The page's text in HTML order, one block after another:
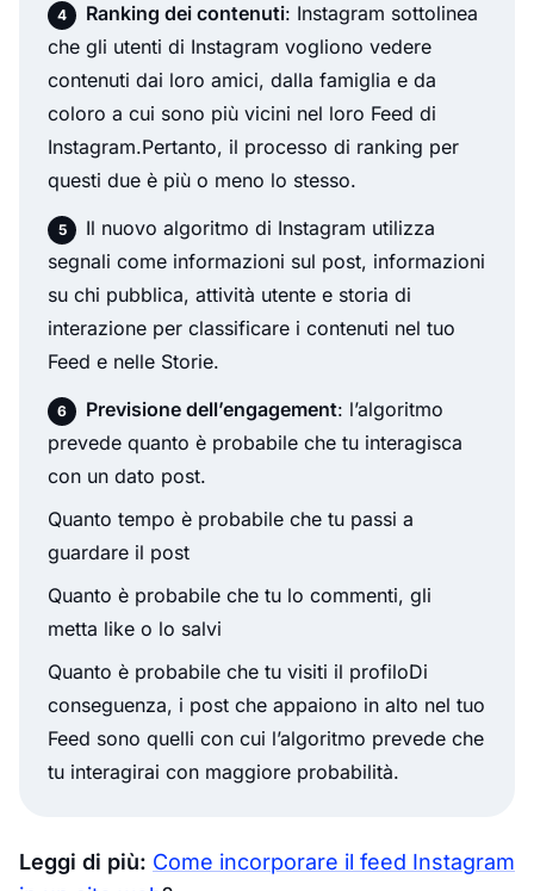
Ranking dei contenuti: Instagram sottolinea
che gli utenti di Instagram vogliono vedere
contenuti dai loro amici, dalla famiglia e da
coloro a cui sono più vicini nel loro Feed di
Instagram.Pertanto, il processo di ranking per
questi due è più o meno lo stesso.
Il nuovo algoritmo di Instagram utilizza
segnali come informazioni sul post, informazioni
su chi pubblica, attività utente e storia di
interazione per classificare i contenuti nel tuo
Feed e nelle Storie.
Previsione dell’engagement: l’algoritmo
prevede quanto è probabile che tu interagisca
con un dato post.
Quanto tempo è probabile che tu passi a
guardare il post
Quanto è probabile che tu lo commenti, gli
metta like o lo salvi
Quanto è probabile che tu visiti il profiloDi
conseguenza, i post che appaiono in alto nel tuo
Feed sono quelli con cui l’algoritmo prevede che
tu interagirai con maggiore probabilità.
Leggi di più: Come incorporare il feed Instagram